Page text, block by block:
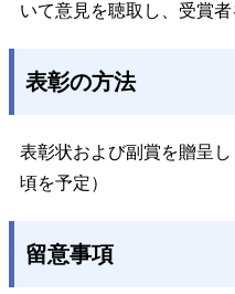
いて意見を聴取し、受賞者
表彰の方法
表彰状および副賞を贈呈
頃を予定）
留意事項